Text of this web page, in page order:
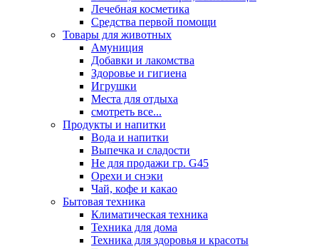
Лечебная косметика
Средства первой помощи
Товары для животных
Амуниция
Добавки и лакомства
Здоровье и гигиена
Игрушки
Места для отдыха
смотреть все...
Продукты и напитки
Вода и напитки
Выпечка и сладости
Не для продажи гр. G45
Орехи и снэки
Чай, кофе и какао
Бытовая техника
Климатическая техника
Техника для дома
Техника для здоровья и красоты